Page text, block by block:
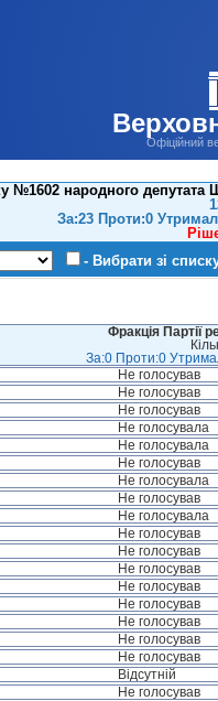
Офіційний
№1602 народного
За:23 Проти:0
- Вибрати зі
Фракція Партії
За:0 Проти:0
Не голосував
Не голосував
Не голосував
Не голосувала
Не голосувала
Не голосував
Не голосувала
Не голосував
Не голосувала
Не голосував
Не голосував
Не голосував
Не голосував
Не голосував
Не голосував
Не голосував
Не голосував
Відсутній
Не голосував